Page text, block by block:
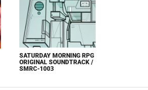
SATURDAY MORNING RPG
ORIGINAL SOUNDTRACK /
SMRC-1003